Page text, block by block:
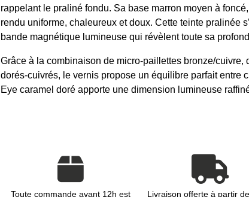
rappelant le praliné fondu. Sa base marron moyen à
rendu uniforme, chaleureux et doux. Cette teinte pralinée
bande magnétique lumineuse qui révèlent toute sa
Grâce à la combinaison de micro-paillettes bronze/cuivre,
dorés-cuivrés, le vernis propose un équilibre parfait entre
Eye caramel doré apporte une dimension lumineuse
Toute commande avant 12h est
Livraison offerte à partir